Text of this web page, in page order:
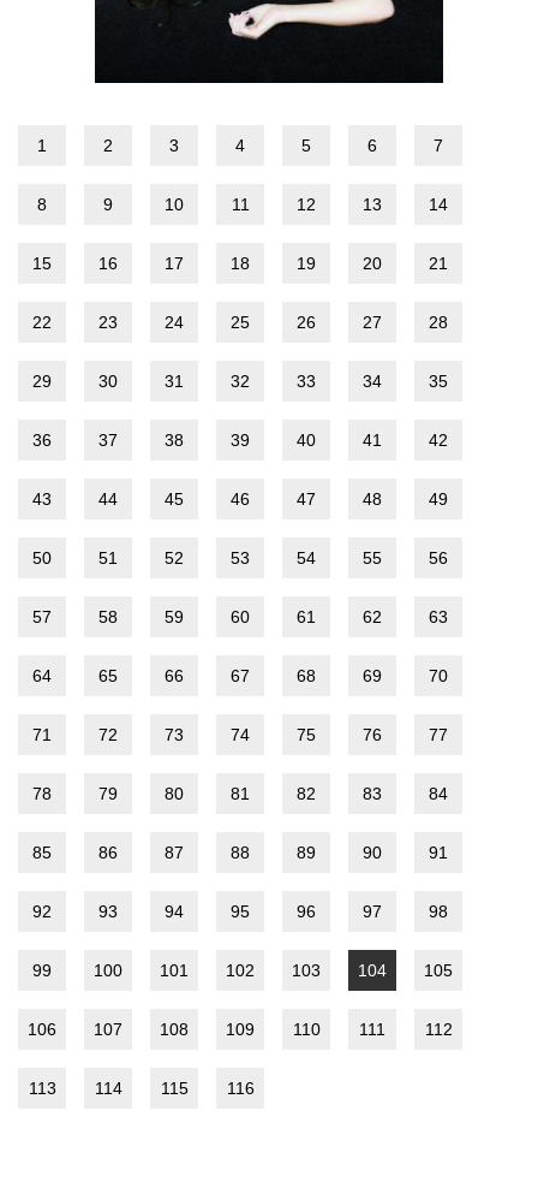
1 2 3 4 5 6 7
8 9 10 11 12 13 14
15 16 17 18 19 20 21
22 23 24 25 26 27 28
29 30 31 32 33 34 35
36 37 38 39 40 41 42
43 44 45 46 47 48 49
50 51 52 53 54 55 56
57 58 59 60 61 62 63
64 65 66 67 68 69 70
71 72 73 74 75 76 77
78 79 80 81 82 83 84
85 86 87 88 89 90 91
92 93 94 95 96 97 98
99 100 101 102 103 104 105
106 107 108 109 110 111 112
113 114 115 116